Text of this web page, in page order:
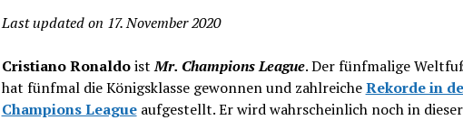
Last updated on 17. November 2020
Cristiano RonaldoistMr. Champions League. Der fünfmalige
hat fünfmal die Königsklasse gewonnen und zahlreicheRekorde in
Champions Leagueaufgestellt. Er wird wahrscheinlich noch in